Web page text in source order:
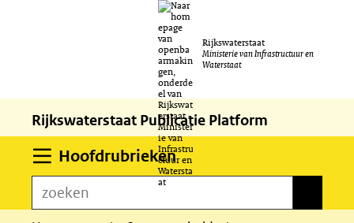
naar
de
inhoud
Rijkswaterstaat
Ministerie van Infrastructuur en
Waterstaat
Rijkswaterstaat Publicatie Platform
HoofdrubriekenUitklappen
zoeken